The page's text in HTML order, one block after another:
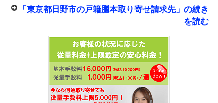
「東京都日野市の戸籍謄本取り寄せ請求先」の続き
を読む